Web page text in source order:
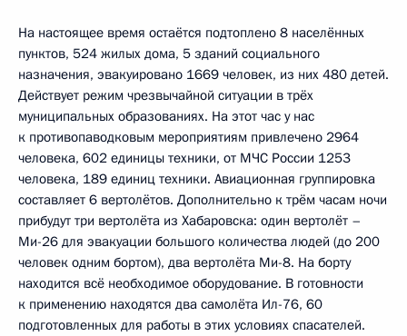
На настоящее время остаётся подтоплено 8 населённых
пунктов, 524 жилых дома, 5 зданий социального
назначения, эвакуировано 1669 человек, из них 480 детей.
Действует режим чрезвычайной ситуации в трёх
муниципальных образованиях. На этот час у нас
к противопаводковым мероприятиям привлечено 2964
человека, 602 единицы техники, от МЧС России 1253
человека, 189 единиц техники. Авиационная группировка
составляет 6 вертолётов. Дополнительно к трём часам ночи
прибудут три вертолёта из Хабаровска: один вертолёт –
Ми-26 для эвакуации большого количества людей (до 200
человек одним бортом), два вертолёта Ми-8. На борту
находится всё необходимое оборудование. В готовности
к применению находятся два самолёта Ил-76, 60
подготовленных для работы в этих условиях спасателей.